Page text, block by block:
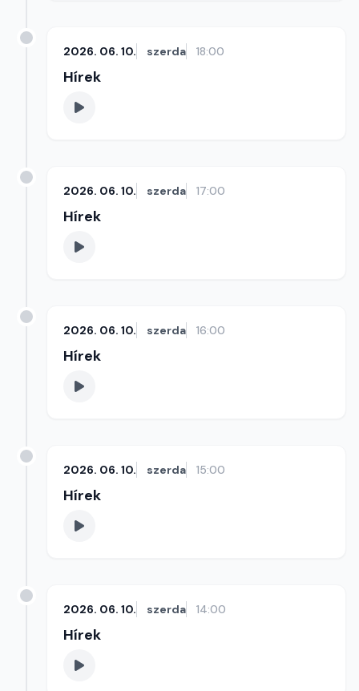
2026. 06. 10. szerda 18:00
Hírek
2026. 06. 10. szerda 17:00
Hírek
2026. 06. 10. szerda 16:00
Hírek
2026. 06. 10. szerda 15:00
Hírek
2026. 06. 10. szerda 14:00
Hírek